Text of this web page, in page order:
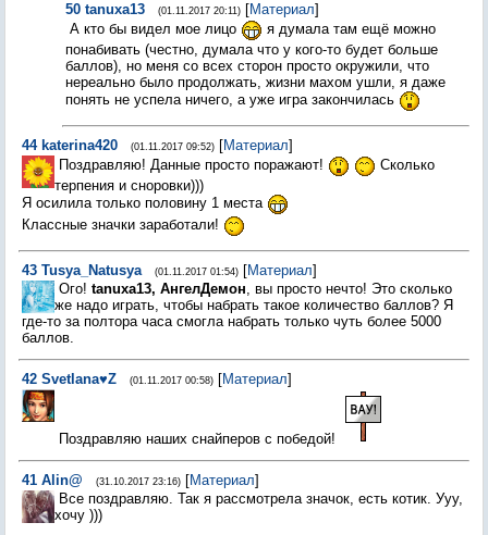
50 tanuxa13 (01.11.2017 20:11) [Материал]
А кто бы видел мое лицо
я думала там ещё можно
понабивать (честно, думала что у кого-то будет больше
баллов), но меня со всех сторон просто окружили, что
нереально было продолжать, жизни махом ушли, я даже
понять не успела ничего, а уже игра закончилась
44 katerina420 (01.11.2017 09:52) [Материал]
Поздравляю! Данные просто поражают!
Сколько
терпения и сноровки)))
Я осилила только половину 1 места
Классные значки заработали!
43 Tusya_Natusya (01.11.2017 01:54) [Материал]
Ого! tanuxa13, АнгелДемон, вы просто нечто! Это сколько
же надо играть, чтобы набрать такое количество баллов? Я
где-то за полтора часа смогла набрать только чуть более 5000
баллов.
42 Svetlana♥Z (01.11.2017 00:58) [Материал]
Поздравляю наших снайперов с победой!
41 Alin@ (31.10.2017 23:16) [Материал]
Все поздравляю. Так я рассмотрела значок, есть котик. Ууу,
хочу )))